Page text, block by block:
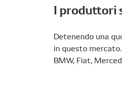
I produttori
Detenendo una
in questo
BMW, Fiat,